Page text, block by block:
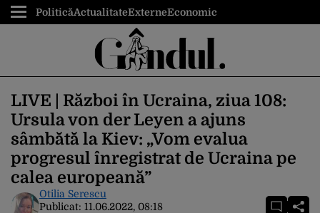
PoliticăActualitateExterneEconomic
LIVE | Război în Ucraina, ziua 108:
Ursula von der Leyen a ajuns
sâmbătă la Kiev: „Vom evalua
progresul înregistrat de Ucraina pe
calea europeană”
Otilia Serescu
Publicat: 11.06.2022, 08:18